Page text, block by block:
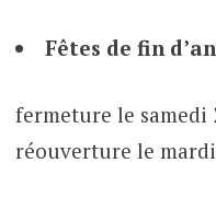
Fêtes de fin
fermeture le samedi
réouverture le